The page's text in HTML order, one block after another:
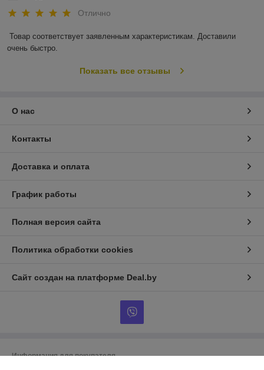
Отлично
Товар соответствует заявленным характеристикам. Доставили
очень быстро.
Показать все отзывы
О нас
Контакты
Доставка и оплата
График работы
Полная версия сайта
Политика обработки cookies
Сайт создан на платформе Deal.by
Информация для покупателя